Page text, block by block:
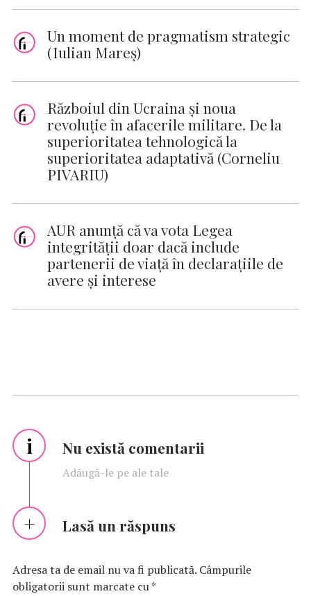
Un moment de pragmatism strategic
(Iulian Mareș)
Războiul din Ucraina și noua
revoluție în afacerile militare. De la
superioritatea tehnologică la
superioritatea adaptativă (Corneliu
PIVARIU)
AUR anunţă că va vota Legea
integrităţii doar dacă include
partenerii de viaţă în declaraţiile de
avere şi interese
i Nu există comentarii
Adăugă-le pe ale tale
Lasă un răspuns
Adresa ta de email nu va fi publicată. Câmpurile
obligatorii sunt marcate cu*